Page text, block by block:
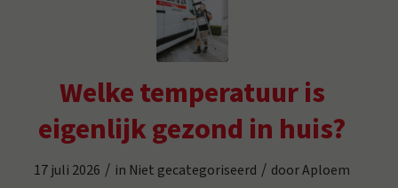
Welke temperatuur is
eigenlijk gezond in huis?
17 juli 2026 / in Niet gecategoriseerd / doorAploem